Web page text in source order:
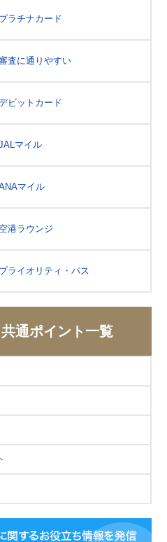
プラチナカード
査に通りやすい
ビットカード
マイル
マイル
空港ラウンジ
プライオリティ・パス
共通ポイント一覧